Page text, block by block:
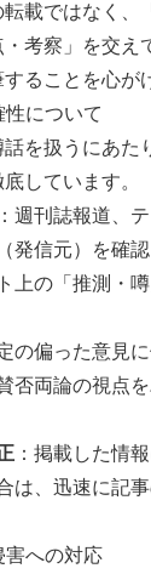
載ではなく、
考察」を交え
ることを心が
について
を扱うにあた
しています。
：週刊誌報道、
発信元）を確
上の「推測・
の偏った意見
否両論の視点
：掲載した情
は、迅速に記
害への対応